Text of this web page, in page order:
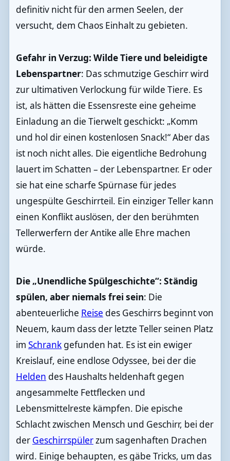
definitiv nicht für den armen Seelen, der
versucht, dem Chaos Einhalt zu gebieten.
Gefahr in Verzug: Wilde Tiere und beleidigte
Lebenspartner: Das schmutzige Geschirr wird
zur ultimativen Verlockung für wilde Tiere. Es
ist, als hätten die Essensreste eine geheime
Einladung an die Tierwelt geschickt: „Komm
und hol dir einen kostenlosen Snack!“ Aber das
ist noch nicht alles. Die eigentliche Bedrohung
lauert im Schatten – der Lebenspartner. Er oder
sie hat eine scharfe Spürnase für jedes
ungespülte Geschirrteil. Ein einziger Teller kann
einen Konflikt auslösen, der den berühmten
Tellerwerfern der Antike alle Ehre machen
würde.
Die „Unendliche Spülgeschichte“: Ständig
spülen, aber niemals frei sein: Die
abenteuerliche Reise des Geschirrs beginnt von
Neuem, kaum dass der letzte Teller seinen Platz
im Schrankgefunden hat. Es ist ein ewiger
Kreislauf, eine endlose Odyssee, bei der die
Helden des Haushalts heldenhaft gegen
angesammelte Fettflecken und
Lebensmittelreste kämpfen. Die epische
Schlacht zwischen Mensch und Geschirr, bei der
der Geschirrspülerzum sagenhaften Drachen
wird. Einige behaupten, es gäbe Tricks, um das